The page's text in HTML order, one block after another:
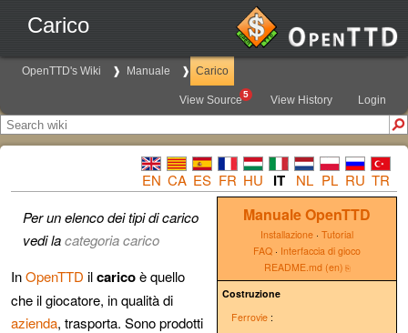
Carico
OpenTTD's Wiki Manuale Carico
View Source5 View History Login
EN CA ES FR HU IT NL PL RU TR
Manuale OpenTTD
Installazione · Tutorial
FAQ · Interfaccia di gioco
README.md (en)
Costruzione
Ferrovie :
Per un elenco dei tipi di carico
vedi lacategoria carico
InOpenTTD ilcaricoè quello
che il giocatore, in qualità di
azienda, trasporta. Sono prodotti